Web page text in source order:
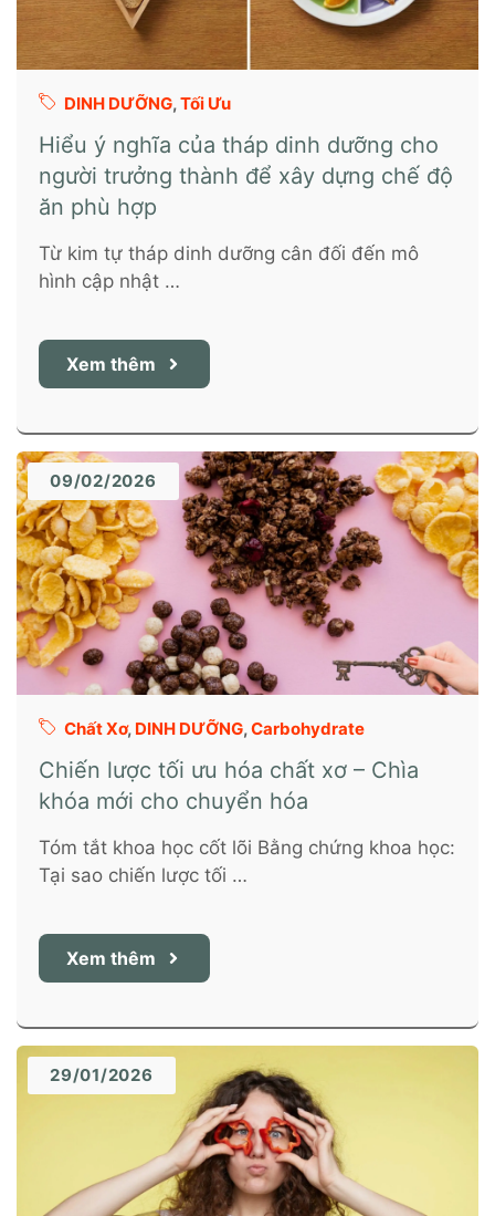
DINH DƯỠNG,Tối Ưu
Hiểu ý nghĩa của tháp dinh dưỡng cho
người trưởng thành để xây dựng chế độ
ăn phù hợp
Từ kim tự tháp dinh dưỡng cân đối đến mô
hình cập nhật …
Xem thêm
09/02/2026
Chất Xơ, DINH DƯỠNG,Carbohydrate
Chiến lược tối ưu hóa chất xơ – Chìa
khóa mới cho chuyển hóa
Tóm tắt khoa học cốt lõi Bằng chứng khoa học:
Tại sao chiến lược tối …
Xem thêm
29/01/2026